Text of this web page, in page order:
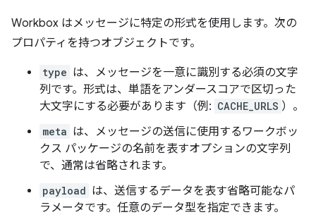
Workbox はメッセージに特定の形式を使用します。次の
プロパティを持つオブジェクトです。
type は、メッセージを一意に識別する必須の文字
列です。形式は、単語をアンダースコアで区切った
大文字にする必要があります（例: CACHE_URLS ）。
meta は、メッセージの送信に使用するワークボッ
クス パッケージの名前を表すオプションの文字列
で、通常は省略されます。
payload は、送信するデータを表す省略可能なパ
ラメータです。任意のデータ型を指定できます。